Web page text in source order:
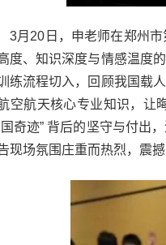
3月20日，申老师在郑州
度、知识深度与情感温度
练流程切入，回顾我国载
空航天核心专业知识，让
国奇迹” 背后的坚守与付出
现场氛围庄重而热烈，震